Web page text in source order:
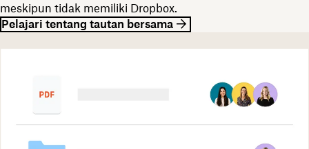
meskipun tidak memiliki Dropbox.
Pelajari tentang tautan bersama